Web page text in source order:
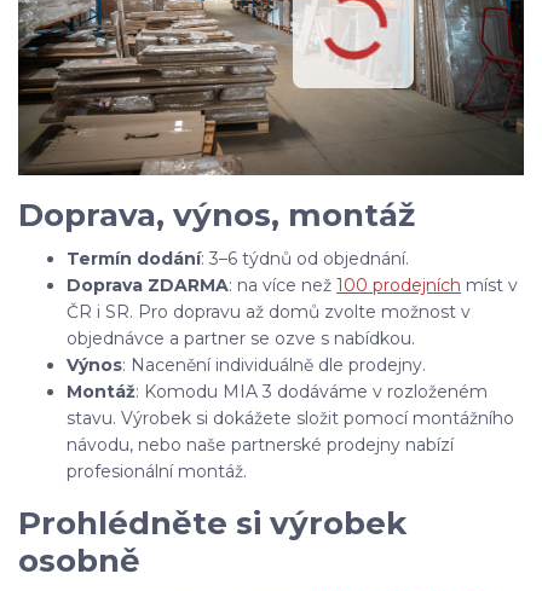
Doprava, výnos, montáž
Termín dodání: 3–6 týdnů od objednání.
Doprava ZDARMA: na více než 100 prodejních míst v
ČR i SR. Pro dopravu až domů zvolte možnost v
objednávce a partner se ozve s nabídkou.
Výnos: Nacenění individuálně dle prodejny.
Montáž: Komodu MIA 3 dodáváme v rozloženém
stavu. Výrobek si dokážete složit pomocí montážního
návodu, nebo naše partnerské prodejny nabízí
profesionální montáž.
Prohlédněte si výrobek
osobně